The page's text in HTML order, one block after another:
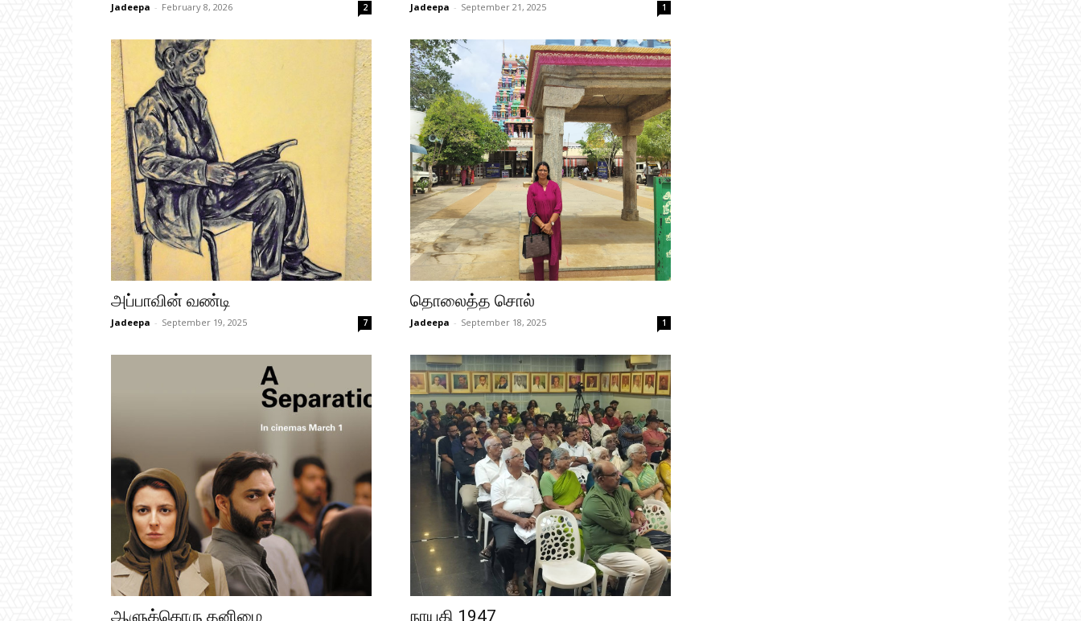
Jadeepa - February 8, 2026 2 Jadeepa - September 21, 2025 1
அப்பாவின் வண்டி
Jadeepa - September 19, 2025 7
தொலைத்த சொல்
Jadeepa - September 18, 2025 1
ஆளுக்கொரு தனிமை நாயகி 1947